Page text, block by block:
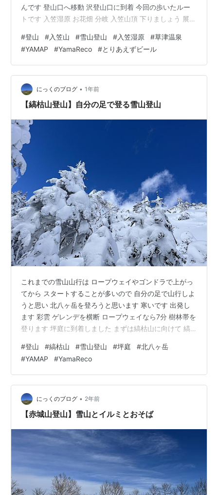
んです 登山口へ移動 沢登山口に到着 今回の歩いたルー
トです 入笠湿原 お花畑 分岐 入笠山頂 下りましょう 展望
翌日は 山行データ ルート 標高 時間・距離・標高差 大変
なことが起きました。。。 移動します 目的地近くのイン
ターで下りると施設やお店が少なくなるので 甲府昭和イ
ンターで降りました まずは温泉です 事前に検索しておい
た「草津温泉」を利用しました 温泉の後は夕飯です …
#登山 #入笠山 #雪山登山 #入笠湿原 #草津温泉
#YAMAP #YamaReco #とりあえずビール
にっくのブログ • 1年前
【縞枯山登山】自分の足で登る雪山登山
これまでの雪山山行は ロープウェイやゴンドラで上がっ
てから スタートすることが多いので 自分の足で山行しよ
うと思い 北八ヶ岳を登ろうと思います 寒いです 出発し
ます 彩雲 ゲレンデを横断 ロープウェイなら7分 樹林帯を
登ります 坪庭に到着しました まずは縞枯山に向けて 縞
再び縞枯山に向けて 急登です 消費期限は前日でし
た。。。 坪庭 戻ってきました 下りましょう 無事に下山
出発前に 汗に流して 山行データ ルート 標高 時間・距
離・標高差 暖かいご飯が食べたくなったので 寒いです
時刻は6時過ぎ 車内は氷点下11度 こんな気温の中で…
#登山 #縞枯山 #雪山登山 #坪庭 #北八ヶ岳
#YAMAP #YamaReco
にっくのブログ • 2年前
【赤城山登山】雪山とイルミとおそば